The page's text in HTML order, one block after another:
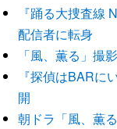
『踊る大捜査
配信者に転身
「風、薫る」撮
『探偵はBARに
開
朝ドラ「風、薫